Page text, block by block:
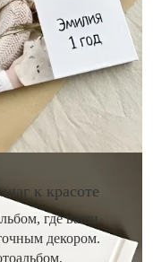
к красоте
где ваши
декором.